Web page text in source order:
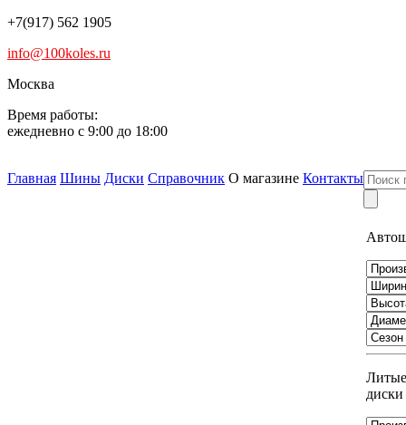
+7(917) 562 1905
info@100koles.ru
Москва
Время работы:
ежедневно с 9:00 до 18:00
Главная Шины Диски Справочник О магазине Контакты
Литые
диски